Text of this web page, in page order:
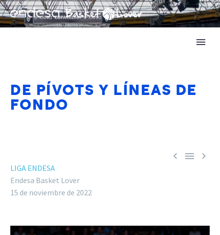
DE PÍVOTS Y LÍNEAS DE
FONDO
  
LIGA ENDESA
Endesa Basket Lover
15 de noviembre de 2022